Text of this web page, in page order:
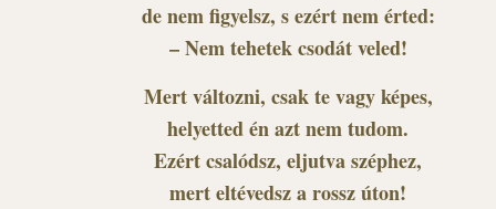
de nem figyelsz, s ezért nem érted:
– Nem tehetek csodát veled!
Mert változni, csak te vagy képes,
helyetted én azt nem tudom.
Ezért csalódsz, eljutva széphez,
mert eltévedsz a rossz úton!